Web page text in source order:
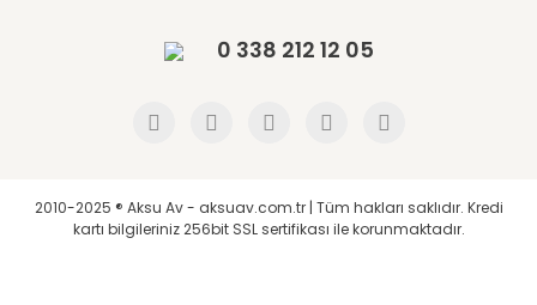
0 338 212 12 05
2010-2025 ® Aksu Av - aksuav.com.tr | Tüm hakları saklıdır. Kredi
kartı bilgileriniz 256bit SSL sertifikası ile korunmaktadır.